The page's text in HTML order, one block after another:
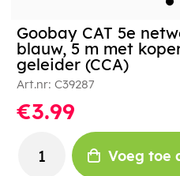
Goobay CAT 5e
blauw, 5 m met
geleider (CCA)
Art.nr: C39287
€3.99
Voeg toe